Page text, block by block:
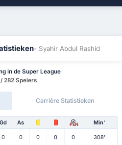
- Syahir Abdul Rashid
in de Super League
282 Spelers
Carrière Statistieken
Gd As PEN Min'
0 0 0 0 0 308'